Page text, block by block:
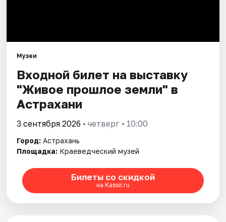
Музеи
Входной билет на выставку
"Живое прошлое земли" в
Астрахани
3 сентября 2026 • четверг • 10:00
Город: Астрахань
Площадка: Краеведческий музей
Билеты со скидкой
на Kassir.ru